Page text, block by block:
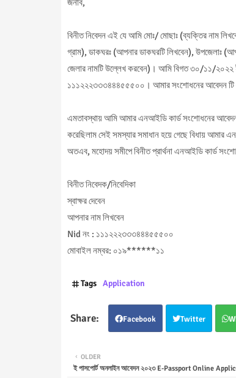
জনাব,
বিনীত নিবেদন এই যে আমি মোঃ/ মোছাঃ (ব্যক্তির নাম
গ্রাম), ডাকঘরঃ (আপনার ডাকঘরটি লিখবেন), উপজেলাঃ
জেলার নামটি উল্লেখ করবেন)। আমি বিগত ৩০/১১/
১১১২২২৩৩৩৪৪৪৫৫৫০০। আমার সংশোধনের আবেদন টি
এমতাবস্থায় আমি আমার এনআইডি কার্ড সংশোধনের
করেছিলাম সেই সমস্যার সমাধান হয়ে গেছে বিধায় আমার
অতএব, মহোদয় সমীপে বিনীত প্রার্থনা এনআইডি কার্ড
বিনীত নিবেদক/নিবেদিকা
স্বাক্ষর দেবেন
আপনার নাম লিখবেন
Nid নং : ১১১২২২৩৩৩৪৪৪৫৫৫০০
মোবাইল নম্বর: ০১৯******১১
Tags Application
Facebook Twitter
OLDER
ই পাসপোর্ট অনলাইন আবেদন ২০২৩ E-Passport Online